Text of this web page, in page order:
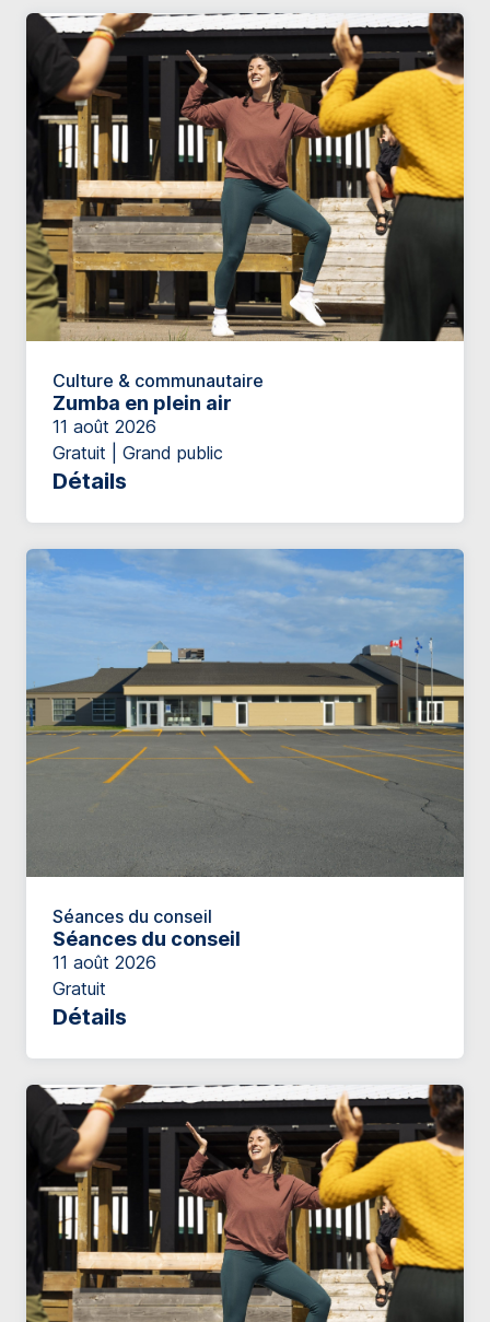
Culture & communautaire
Zumba en plein air
11 août 2026
Gratuit | Grand public
Détails
Séances du conseil
Séances du conseil
11 août 2026
Gratuit
Détails